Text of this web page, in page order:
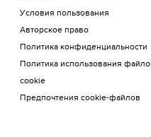
Условия пользования
Авторское право
Политика конфиденциальности
Политика использования
cookie
Предпочтения cookie-файлов